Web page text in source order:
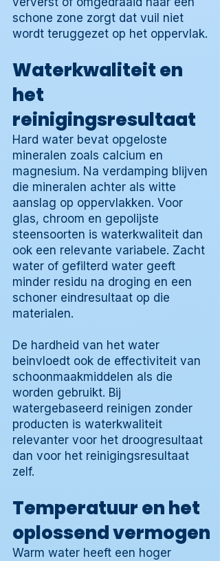
schone zone zorgt dat vuil niet
wordt teruggezet op het oppervlak.
Waterkwaliteit en
het
reinigingsresultaat
Hard water bevat opgeloste
mineralen zoals calcium en
magnesium. Na verdamping blijven
die mineralen achter als witte
aanslag op oppervlakken. Voor
glas, chroom en gepolijste
steensoorten is waterkwaliteit dan
ook een relevante variabele. Zacht
water of gefilterd water geeft
minder residu na droging en een
schoner eindresultaat op die
materialen.
De hardheid van het water
beinvloedt ook de effectiviteit van
schoonmaakmiddelen als die
worden gebruikt. Bij
watergebaseerd reinigen zonder
producten is waterkwaliteit
relevanter voor het droogresultaat
dan voor het reinigingsresultaat
zelf.
Temperatuur en het
oplossend vermogen
Warm water heeft een hoger